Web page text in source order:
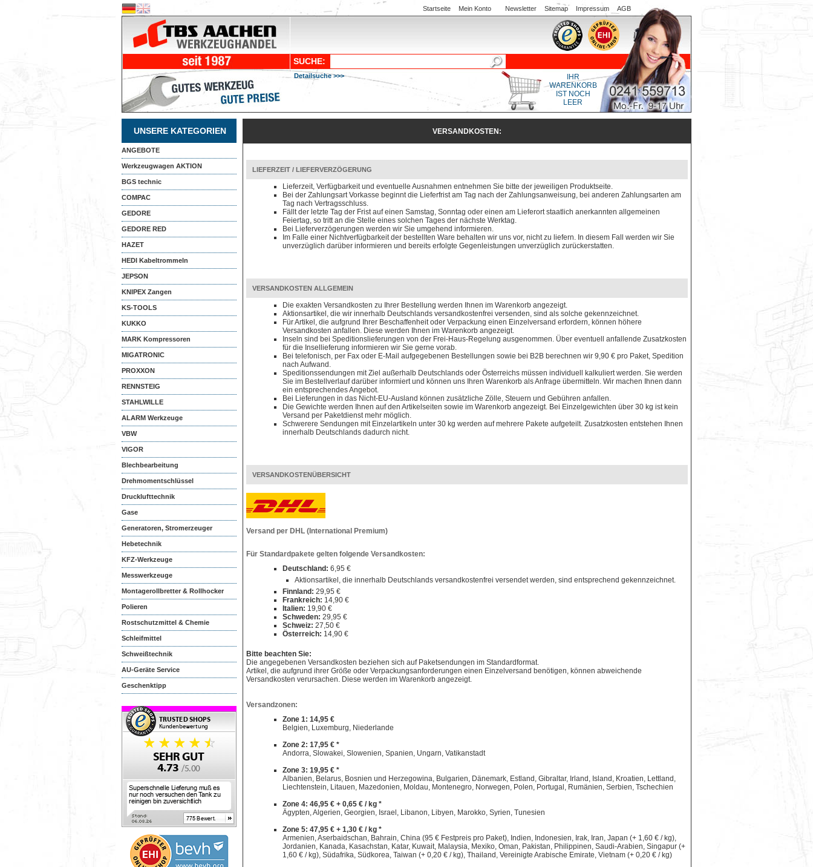
Startseite Mein Konto Newsletter Sitemap Impressum AGB
SUCHE:
Detailsuche >>>
IHR
WARENKORB
IST NOCH
LEER
UNSERE KATEGORIEN
ANGEBOTE
Werkzeugwagen AKTION
BGS technic
COMPAC
GEDORE
GEDORE RED
HAZET
HEDI Kabeltrommeln
JEPSON
KNIPEX Zangen
KS-TOOLS
KUKKO
MARK Kompressoren
MIGATRONIC
PROXXON
RENNSTEIG
STAHLWILLE
ALARM Werkzeuge
VBW
VIGOR
Blechbearbeitung
Drehmomentschlüssel
Drucklufttechnik
Gase
Generatoren, Stromerzeuger
Hebetechnik
KFZ-Werkzeuge
Messwerkzeuge
Montagerollbretter & Rollhocker
Polieren
Rostschutzmittel & Chemie
Schleifmittel
Schweißtechnik
AU-Geräte Service
Geschenktipp
VERSANDKOSTEN:
LIEFERZEIT / LIEFERVERZÖGERUNG
Lieferzeit, Verfügbarkeit und eventuelle Ausnahmen entnehmen Sie bitte der jeweiligen Produktseite.
Bei der Zahlungsart Vorkasse beginnt die Lieferfrist am Tag nach der Zahlungsanweisung, bei anderen Zahlungsarten am
Tag nach Vertragsschluss.
Fällt der letzte Tag der Frist auf einen Samstag, Sonntag oder einen am Lieferort staatlich anerkannten allgemeinen
Feiertag, so tritt an die Stelle eines solchen Tages der nächste Werktag.
Bei Lieferverzögerungen werden wir Sie umgehend informieren.
Im Falle einer Nichtverfügbarkeit der bestellten Ware behalten wir uns vor, nicht zu liefern. In diesem Fall werden wir Sie
unverzüglich darüber informieren und bereits erfolgte Gegenleistungen unverzüglich zurückerstatten.
VERSANDKOSTEN ALLGEMEIN
Die exakten Versandkosten zu Ihrer Bestellung werden Ihnen im Warenkorb angezeigt.
Aktionsartikel, die wir innerhalb Deutschlands versandkostenfrei versenden, sind als solche gekennzeichnet.
Für Artikel, die aufgrund Ihrer Beschaffenheit oder Verpackung einen Einzelversand erfordern, können höhere
Versandkosten anfallen. Diese werden Ihnen im Warenkorb angezeigt.
Inseln sind bei Speditionslieferungen von der Frei-Haus-Regelung ausgenommen. Über eventuell anfallende Zusatzkosten
für die Insellieferung informieren wir Sie gerne vorab.
Bei telefonisch, per Fax oder E-Mail aufgegebenen Bestellungen sowie bei B2B berechnen wir 9,90 € pro Paket, Spedition
nach Aufwand.
Speditionssendungen mit Ziel außerhalb Deutschlands oder Österreichs müssen individuell kalkuliert werden. Sie werden
Sie im Bestellverlauf darüber informiert und können uns Ihren Warenkorb als Anfrage übermitteln. Wir machen Ihnen dann
ein entsprechendes Angebot.
Bei Lieferungen in das Nicht-EU-Ausland können zusätzliche Zölle, Steuern und Gebühren anfallen.
Die Gewichte werden Ihnen auf den Artikelseiten sowie im Warenkorb angezeigt. Bei Einzelgewichten über 30 kg ist kein
Versand per Paketdienst mehr möglich.
Schwerere Sendungen mit Einzelartikeln unter 30 kg werden auf mehrere Pakete aufgeteilt. Zusatzkosten entstehen Ihnen
innerhalb Deutschlands dadurch nicht.
VERSANDKOSTENÜBERSICHT
Versand per DHL (International Premium)
Für Standardpakete gelten folgende Versandkosten:
Deutschland: 6,95 €
Aktionsartikel, die innerhalb Deutschlands versandkostenfrei versendet werden, sind entsprechend gekennzeichnet.
Finnland: 29,95 €
Frankreich: 14,90 €
Italien: 19,90 €
Schweden: 29,95 €
Schweiz: 27,50 €
Österreich: 14,90 €
Bitte beachten Sie:
Die angegebenen Versandkosten beziehen sich auf Paketsendungen im Standardformat.
Artikel, die aufgrund ihrer Größe oder Verpackungsanforderungen einen Einzelversand benötigen, können abweichende
Versandkosten verursachen. Diese werden im Warenkorb angezeigt.
Versandzonen:
Zone 1: 14,95 €
Belgien, Luxemburg, Niederlande
Zone 2: 17,95 € *
Andorra, Slowakei, Slowenien, Spanien, Ungarn, Vatikanstadt
Zone 3: 19,95 € *
Albanien, Belarus, Bosnien und Herzegowina, Bulgarien, Dänemark, Estland, Gibraltar, Irland, Island, Kroatien, Lettland,
Liechtenstein, Litauen, Mazedonien, Moldau, Montenegro, Norwegen, Polen, Portugal, Rumänien, Serbien, Tschechien
Zone 4: 46,95 € + 0,65 € / kg *
Ägypten, Algerien, Georgien, Israel, Libanon, Libyen, Marokko, Syrien, Tunesien
Zone 5: 47,95 € + 1,30 € / kg *
Armenien, Aserbaidschan, Bahrain, China (95 € Festpreis pro Paket), Indien, Indonesien, Irak, Iran, Japan (+ 1,60 € / kg),
Jordanien, Kanada, Kasachstan, Katar, Kuwait, Malaysia, Mexiko, Oman, Pakistan, Philippinen, Saudi-Arabien, Singapur (+
1,60 € / kg), Südafrika, Südkorea, Taiwan (+ 0,20 € / kg), Thailand, Vereinigte Arabische Emirate, Vietnam (+ 0,20 € / kg)